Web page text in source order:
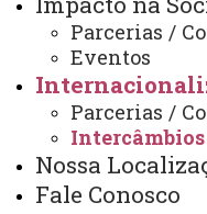
Parcerias /
Eventos
Parcerias /
Intercâmbios
Nossa
Fale Conosco
Guilherme Luis
Período: jan. –
Cidade:
Unidos